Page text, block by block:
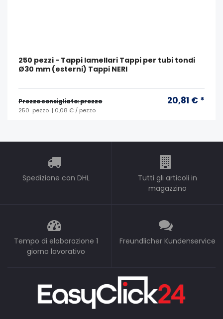
250 pezzi - Tappi lamellari Tappi per tubi tondi
Ø30 mm (esterni) Tappi NERI
Prezzo consigliato: prezzo 20,81 € *
250 pezzo | 0,08 € / pezzo
Spedizione con DHL
Tutti gli articoli in
magazzino
Tempo di elaborazione 1
giorno lavorativo
Freundlicher Kundenservice